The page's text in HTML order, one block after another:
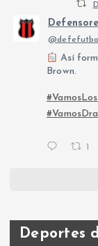
Así
Brown.
1
Deportes